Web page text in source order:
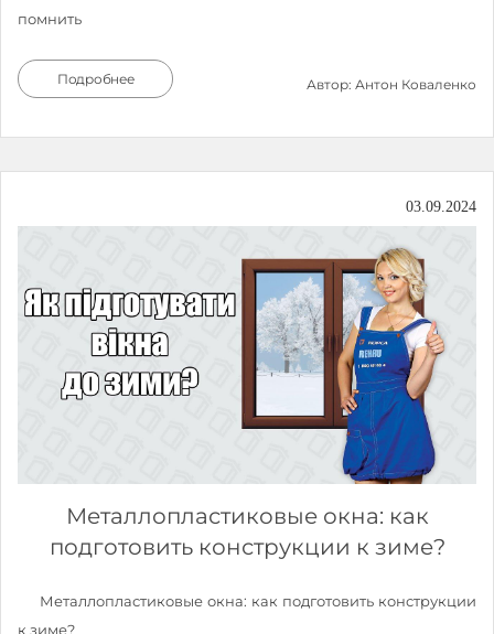
помнить
Подробнее Автор: Антон Коваленко
03.09.2024
Металлопластиковые окна: как
подготовить конструкции к зиме?
Металлопластиковые окна: как подготовить конструкции
к зиме?